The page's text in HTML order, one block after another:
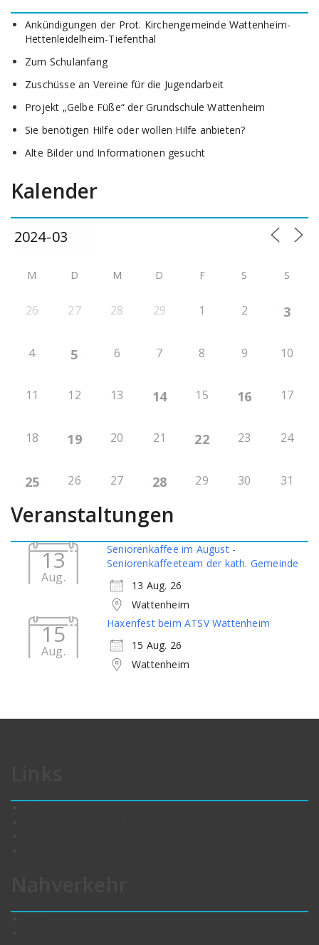
Ankündigungen der Prot. Kirchengemeinde Wattenheim-
Hettenleidelheim-Tiefenthal
Zum Schulanfang
Zuschüsse an Vereine für die Jugendarbeit
Projekt „Gelbe Füße“ der Grundschule Wattenheim
Sie benötigen Hilfe oder wollen Hilfe anbieten?
Alte Bilder und Informationen gesucht
Kalender
M D M D F S S
26 27 28 29 1 2 3
4 5 6 7 8 9 10
11 12 13 14 15 16 17
18 19 20 21 22 23 24
25 26 27 28 29 30 31
Veranstaltungen
13
Aug.
Seniorenkaffee im August -
Seniorenkaffeeteam der kath. Gemeinde
13 Aug. 26
Wattenheim
15
Aug.
Haxenfest beim ATSV Wattenheim
15 Aug. 26
Wattenheim